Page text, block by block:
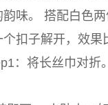
味。 搭配白色
扣子解开，效
：将长丝巾对折